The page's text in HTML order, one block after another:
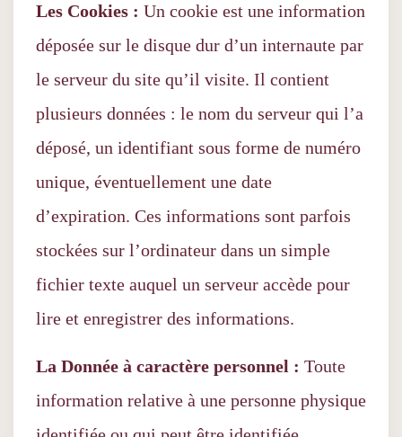
Les Cookies : Un cookie est une information
déposée sur le disque dur d’un internaute par
le serveur du site qu’il visite. Il contient
plusieurs données : le nom du serveur qui l’a
déposé, un identifiant sous forme de numéro
unique, éventuellement une date
d’expiration. Ces informations sont parfois
stockées sur l’ordinateur dans un simple
fichier texte auquel un serveur accède pour
lire et enregistrer des informations.
La Donnée à caractère personnel : Toute
information relative à une personne physique